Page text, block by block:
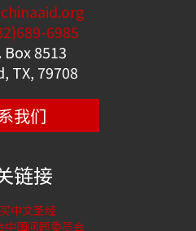
6985
Box 8513
TX, 79708
我们
链接
中文圣经
国问题委员会